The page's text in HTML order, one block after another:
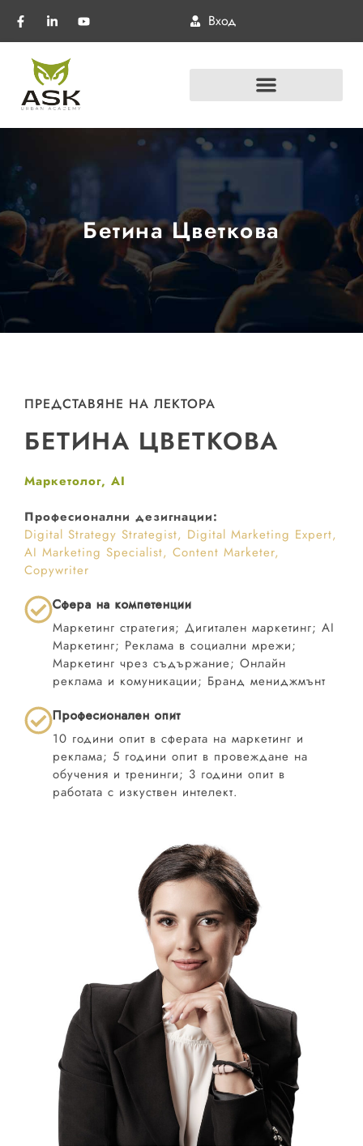
Вход
Бетина Цветкова
ПРЕДСТАВЯНЕ НА ЛЕКТОРА
БЕТИНА ЦВЕТКОВА
Маркетолог, AI
Професионални дезигнации:
Digital Strategy Strategist, Digital Marketing Expert,
AI Marketing Specialist, Content Marketer,
Copywriter
Сфера на компетенции
Маркетинг стратегия; Дигитален маркетинг; AI
Маркетинг; Реклама в социални мрежи;
Маркетинг чрез съдържание; Онлайн
реклама и комуникации; Бранд мениджмънт
Професионален опит
10 години опит в сферата на маркетинг и
реклама; 5 години опит в провеждане на
обучения и тренинги; 3 години опит в
работата с изкуствен интелект.